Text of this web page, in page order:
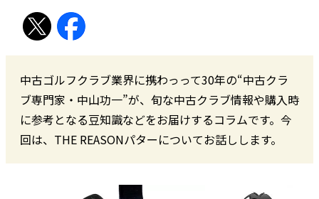
中古ゴルフクラブ業界に携わっって30年の“中古クラ
ブ専門家・中山功一”が、旬な中古クラブ情報や購入時
に参考となる豆知識などをお届けするコラムです。今
回は、THE REASONパターについてお話しします。